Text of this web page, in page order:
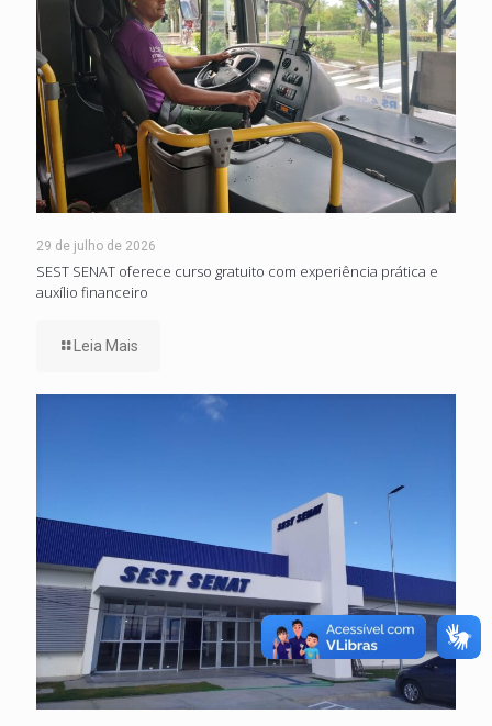
29 de julho de 2026
SEST SENAT oferece curso gratuito com experiência prática e
auxílio financeiro
Leia Mais